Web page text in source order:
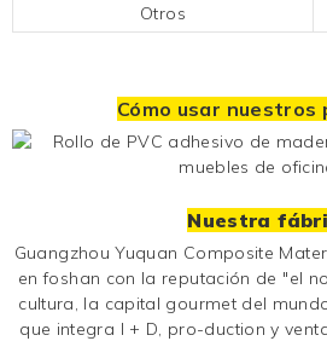
Otros
Cómo usar nuestros
Nuestra
Guangzhou Yuquan Composite
en foshan con la reputación de "el
cultura, la capital gourmet del
que integra I + D, pro-duction y